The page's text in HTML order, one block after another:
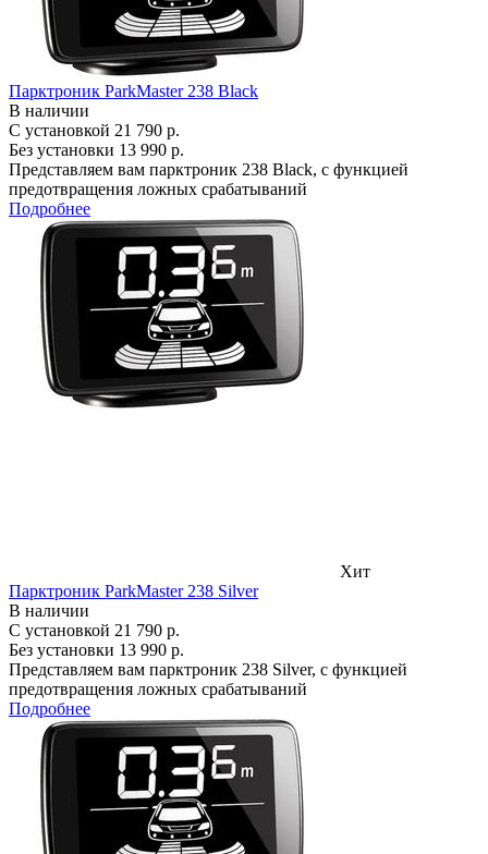
Парктроник ParkMaster 238 Black
В наличии
С установкой 21 790 р.
Без установки 13 990 р.
Представляем вам парктроник 238 Black, с функцией
предотвращения ложных срабатываний
Подробнее
Хит
Парктроник ParkMaster 238 Silver
В наличии
С установкой 21 790 р.
Без установки 13 990 р.
Представляем вам парктроник 238 Silver, с функцией
предотвращения ложных срабатываний
Подробнее